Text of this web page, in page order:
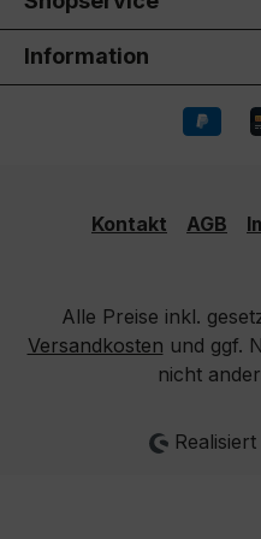
Information
Kontakt AGB
Alle Preise inkl.
Versandkosten und ggf.
nicht